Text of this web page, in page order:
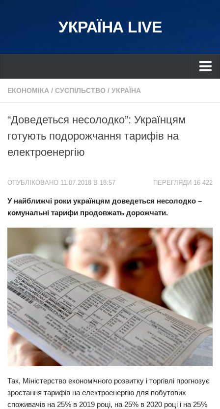
УКРАЇНА LIVE
Україна
Дніпро
Львів
Івано-Франківськ
Донбас
Одеса
Економіка
Політика
Світ
Цікаво
Наука
Технології
Історії
Здоров’я
ЕКОНОМІКА / СУСПІЛЬСТВО / УКРАЇНА
“Доведеться несолодко”: Українцям
готують подорожчання тарифів на
електроенергію
ПЕРЕГЛЯДИ 16 422
ОПУБЛІКОВАНО 11.07.2018 В 18:57
У найближчі роки українцям доведеться несолодко –
комунальні тарифи продовжать дорожчати.
Так, Міністерство економічного розвитку і торгівлі прогнозує
зростання тарифів на електроенергію для побутових
споживачів на 25% в 2019 році, на 25% в 2020 році і на 25%